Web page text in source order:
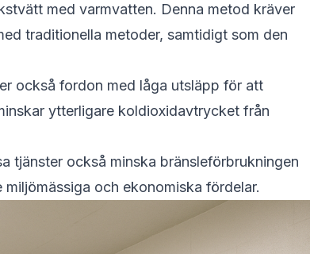
med varmvatten. Denna metod kräver
traditionella metoder, samtidigt som den
också fordon med låga utsläpp för att
ytterligare koldioxidavtrycket från
tjänster också minska bränsleförbrukningen
och ekonomiska fördelar.